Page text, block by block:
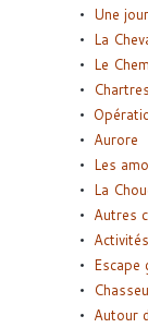
Une
La
Le
Aurore
Les
La
Autres
Escape
Autour